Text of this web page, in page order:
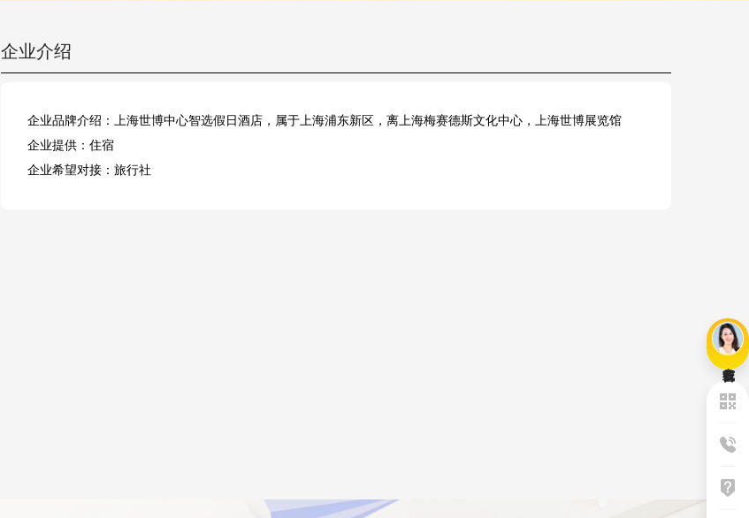
企业介绍
企业品牌介绍：上海世博中心智选假日酒店，属于上海浦东新区，离上海梅赛德斯文化中心，上海世博展览馆
企业提供：住宿
企业希望对接：旅行社